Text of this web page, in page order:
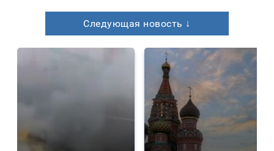
Следующая новость ↓